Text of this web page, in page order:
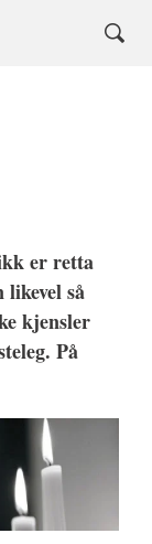
er retta
så
kjensler
På